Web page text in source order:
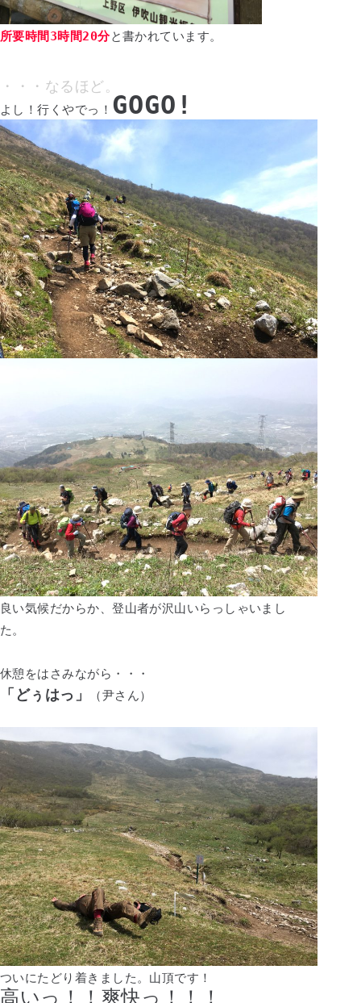
所要時間3時間20分と書かれています。
・・・なるほど。
よし！行くやでっ！ GOGO!
良い気候だからか、登山者が沢山いらっしゃいまし
た。
休憩をはさみながら・・・
「どぅはっ」 （尹さん）
ついにたどり着きました。山頂です！
高いっ！！爽快っ！！！